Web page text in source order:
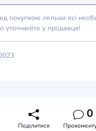
покупкою ляльки всі
уточнюйте у продавця!
Поділитися
0